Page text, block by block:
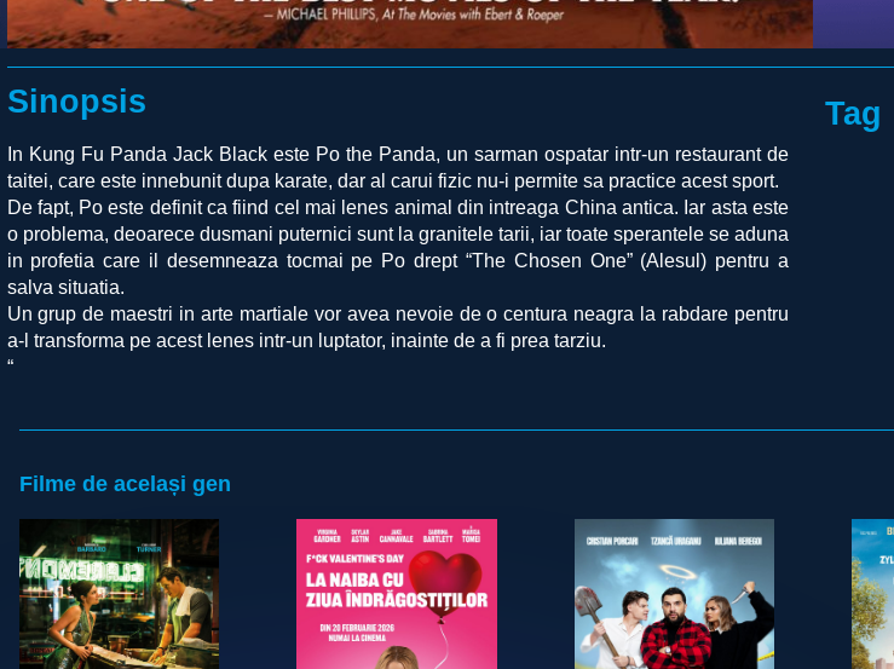
Sinopsis
In Kung Fu Panda Jack Black este Po the Panda, un sarman ospatar intr-un restaurant de
taitei, care este innebunit dupa karate, dar al carui fizic nu-i permite sa practice acest sport.
De fapt, Po este definit ca fiind cel mai lenes animal din intreaga China antica. Iar asta este
o problema, deoarece dusmani puternici sunt la granitele tarii, iar toate sperantele se aduna
in profetia care il desemneaza tocmai pe Po drept “The Chosen One” (Alesul) pentru a
salva situatia.
Un grup de maestri in arte martiale vor avea nevoie de o centura neagra la rabdare pentru
a-l transforma pe acest lenes intr-un luptator, inainte de a fi prea tarziu.
“
Tag
Filme de același gen